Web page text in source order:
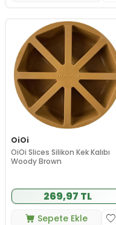
OiOi
OiOi Slices Silikon Kek Kalıbı
Woody Brown
269,97 TL
Sepete Ekle